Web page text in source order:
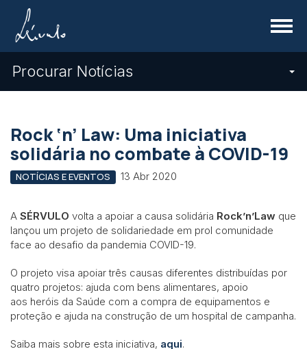
Menu
Procurar Notícias
Rock ‘n’ Law: Uma iniciativa
solidária no combate à COVID-19
NOTÍCIAS E EVENTOS 13 Abr 2020
A SÉRVULO volta a apoiar a causa solidária Rock’n’Law que
lançou um projeto de solidariedade em prol comunidade
face ao desafio da pandemia COVID-19.
O projeto visa apoiar três causas diferentes distribuídas por
quatro projetos: ajuda com bens alimentares, apoio
aos heróis da Saúde com a compra de equipamentos e
proteção e ajuda na construção de um hospital de campanha.
Saiba mais sobre esta iniciativa, aqui.